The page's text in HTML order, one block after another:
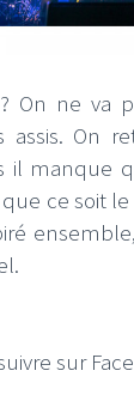
On ne va
assis. On
il manque
ce soit
sur